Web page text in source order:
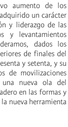
aumento de los
un carácter
y liderazgo de las
y levantamientos
dados los
de finales del
y setenta, y su
de movilizaciones
una nueva ola del
en las formas y
nueva herramienta